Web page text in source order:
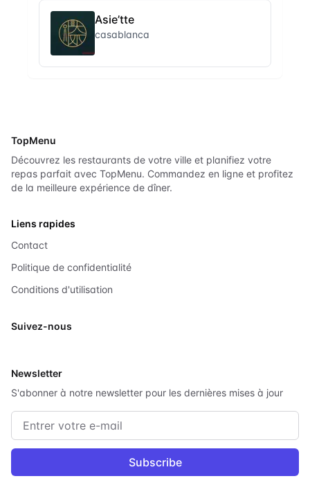
Asie’tte
casablanca
TopMenu
Découvrez les restaurants de votre ville et planifiez votre
repas parfait avec TopMenu. Commandez en ligne et profitez
de la meilleure expérience de dîner.
Liens rapides
Contact
Politique de confidentialité
Conditions d'utilisation
Suivez-nous
Newsletter
S'abonner à notre newsletter pour les dernières mises à jour
Adresse e-mail
Subscribe